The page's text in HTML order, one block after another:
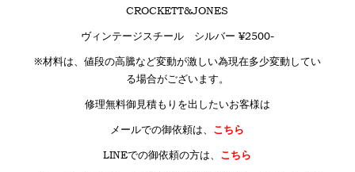
CROCKETT&JONES
ヴィンテージスチール シルバー ¥2500-
※材料は、値段の高騰など変動が激しい為現在多少変動してい
る場合がございます。
修理無料御見積もりを出したいお客様は
メールでの御依頼は、 こちら
LINEでの御依頼の方は、 こちら